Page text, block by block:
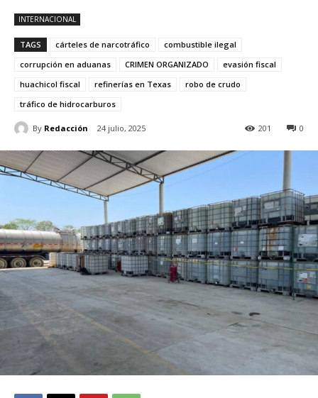
INTERNACIONAL
TAGS cárteles de narcotráfico
combustible ilegal
corrupción en aduanas
CRIMEN ORGANIZADO
evasión fiscal
huachicol fiscal
refinerías en Texas
robo de crudo
tráfico de hidrocarburos
By Redacción 24 julio, 2025 0
201